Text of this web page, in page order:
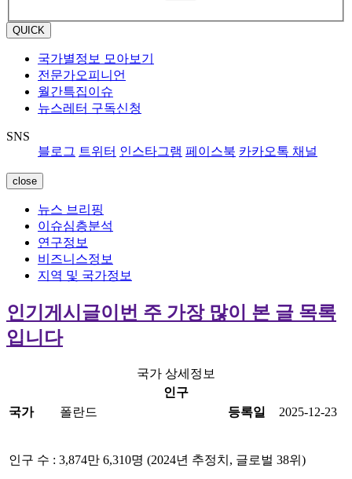
QUICK
국가별정보 모아보기
전문가오피니언
월간특집이슈
뉴스레터 구독신청
SNS
블로그 트위터 인스타그램 페이스북 카카오톡 채널
close
뉴스 브리핑
이슈심층분석
연구정보
비즈니스정보
지역 및 국가정보
인기게시글이번 주 가장 많이 본 글 목록
입니다
국가 상세정보
인구
국가
폴란드 등록일 2025-12-23
인구 수 : 3,874만 6,310명 (2024년 추정치, 글로벌 38위)